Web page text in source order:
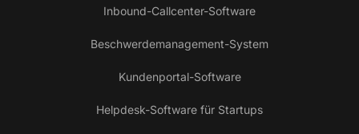
Inbound-Callcenter-Software
Beschwerdemanagement-System
Kundenportal-Software
Helpdesk-Software für Startups